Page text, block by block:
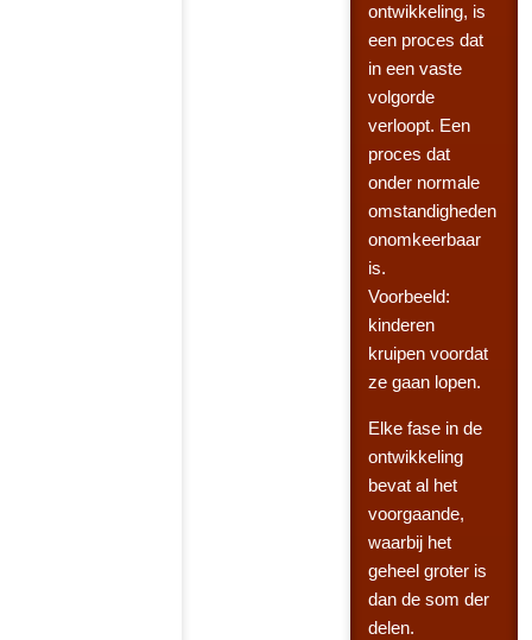
ontwikkeling, is
een proces dat
in een vaste
volgorde
verloopt. Een
proces dat
onder normale
omstandigheden
onomkeerbaar
is.
Voorbeeld:
kinderen
kruipen voordat
ze gaan lopen.
Elke fase in de
ontwikkeling
bevat al het
voorgaande,
waarbij het
geheel groter is
dan de som der
delen.